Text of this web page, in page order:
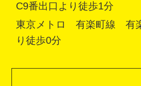
C9番出口より徒歩1分
東京メトロ 有楽町線 有
り徒歩0分